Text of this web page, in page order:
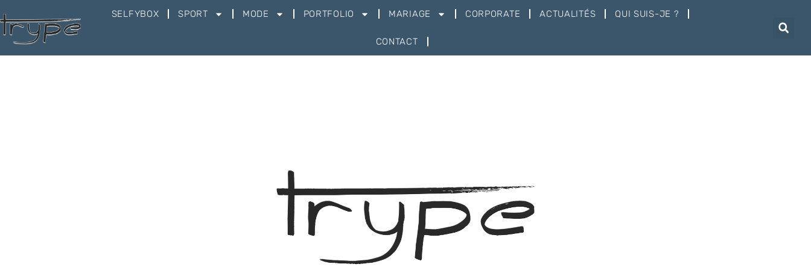
SELFYBOX SPORT MODE PORTFOLIO MARIAGE CORPORATE ACTUALITÉS QUI SUIS-JE ?
CONTACT